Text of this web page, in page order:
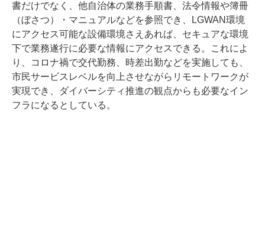
書だけでなく、他自治体の業務手順書、法令情報や簿冊
（ぼさつ）・マニュアルなどを参照でき、LGWAN環境
にアクセス可能な設備環境さえあれば、セキュアな環境
下で業務遂行に必要な情報にアクセスできる。これによ
り、コロナ禍で交代勤務、時差出勤などを実施しても、
市民サービスレベルを向上させながらリモートワークが
実現でき、ダイバーシティ推進の観点からも必要なイン
フラになるとしている。